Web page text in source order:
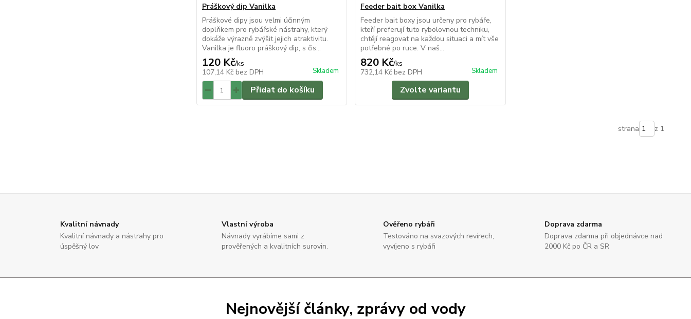
Práškový dip Vanilka
Práškové dipy jsou velmi účinným
doplňkem pro rybářské nástrahy, který
dokáže výrazně zvýšit jejich atraktivitu.
Vanilka je fluoro práškový dip, s čis...
120 Kč/ks
107,14 Kč bez DPH Skladem
Přidat do košíku
Feeder bait box Vanilka
Feeder bait boxy jsou určeny pro rybáře,
kteří preferují tuto rybolovnou techniku,
chtějí reagovat na každou situaci a mít vše
potřebné po ruce. V naš...
820 Kč/ks
732,14 Kč bez DPH Skladem
Zvolte variantu
strana z 1
Kvalitní návnady
Kvalitní návnady a nástrahy pro
úspěšný lov
Vlastní výroba
Návnady vyrábíme sami z
prověřených a kvalitních surovin.
Ověřeno rybáři
Testováno na svazových revírech,
vyvíjeno s rybáři
Doprava zdarma
Doprava zdarma při objednávce nad
2000 Kč po ČR a SR
Nejnovější články, zprávy od vody